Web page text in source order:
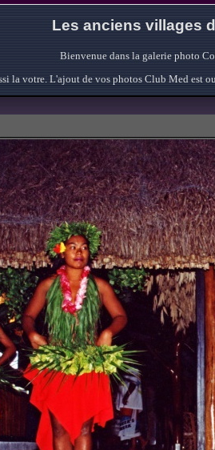
Les anciens villages
Bienvenue dans la galerie photo
la votre. L'ajout de vos photos Club Med est